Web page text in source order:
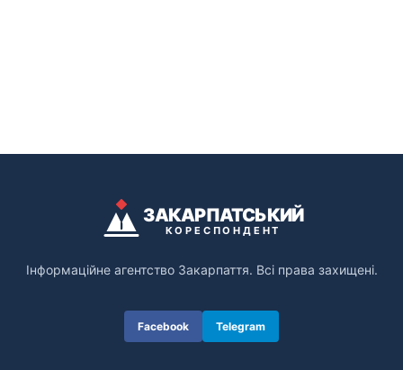
ЗАКАРПАТСЬКИЙ
КОРЕСПОНДЕНТ
Інформаційне агентство Закарпаття. Всі права захищені.
Facebook Telegram